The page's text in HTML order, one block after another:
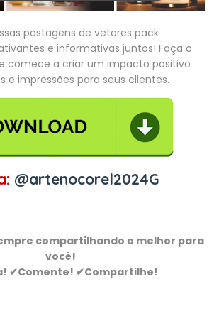
postagens de vetores pack
e informativas juntos! Faça o
comece a criar um impacto positivo
e impressões para seus clientes.
@artenocorel2024G
compartilhando o melhor para
você!
✔Comente! ✔Compartilhe!